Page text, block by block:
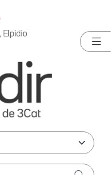
Elpidio